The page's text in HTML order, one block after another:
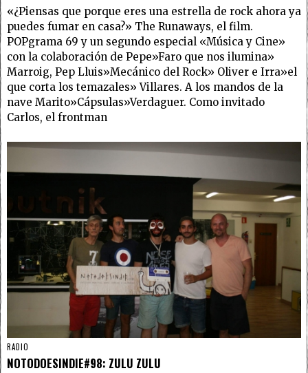
«¿Piensas que porque eres una estrella de rock ahora ya
puedes fumar en casa?» The Runaways, el film.
POPgrama 69 y un segundo especial «Música y Cine»
con la colaboración de Pepe»Faro que nos ilumina»
Marroig, Pep Lluis»Mecánico del Rock» Oliver e Irra»el
que corta los temazales» Villares. A los mandos de la
nave Marito»Cápsulas»Verdaguer. Como invitado
Carlos, el frontman
RADIO
NOTODOESINDIE#98: ZULU ZULU